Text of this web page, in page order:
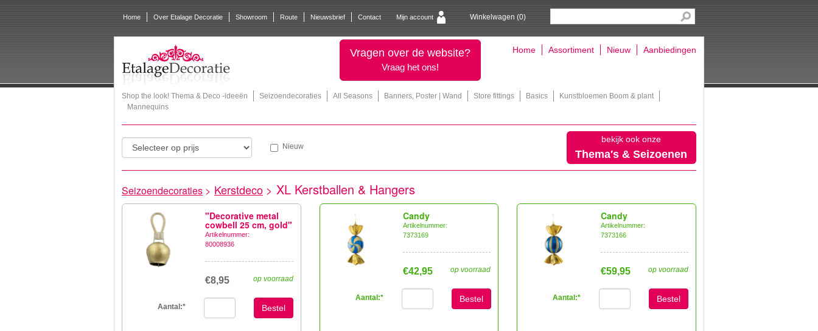
Home Over Etalage Decoratie Showroom Route Nieuwsbrief Contact Winkelwagen (0)
Mijn account
Vragen over de website?
Vraag het ons!
Home Assortiment Nieuw Aanbiedingen
Shop the look! Thema & Deco -ideeën Seizoendecoraties All Seasons Banners, Poster | Wand Store fittings Basics
Kunstbloemen Boom & plant
Mannequins
Nieuw
bekijk ook onze
Thema′s & Seizoenen
Seizoendecoraties > Kerstdeco > XL Kerstballen & Hangers
"Decorative metal
cowbell 25 cm, gold"
Artikelnummer:
80008936
op voorraad
€8,95
Aantal:* Bestel
Candy
Artikelnummer:
7373169
op voorraad
€42,95
Aantal:* Bestel
Candy
Artikelnummer:
7373166
op voorraad
€59,95
Aantal:* Bestel